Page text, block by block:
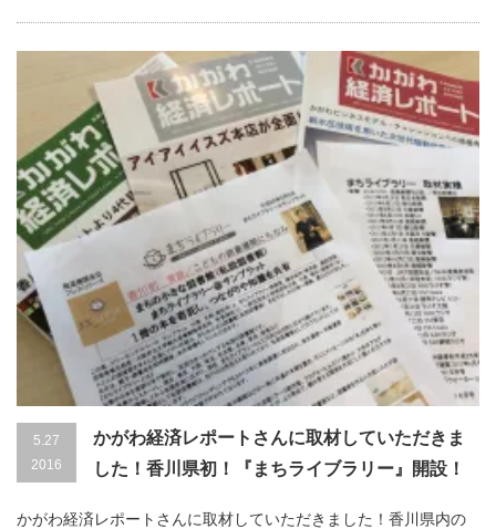
5.27
2016
かがわ経済レポートさんに取材していただきま
した！香川県初！『まちライブラリー』開設！
かがわ経済レポートさんに取材していただきました！香川県内の